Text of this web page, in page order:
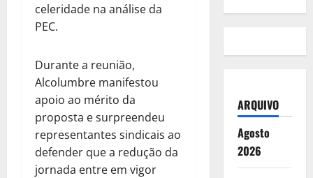
celeridade na análise da
PEC.
Durante a reunião,
Alcolumbre manifestou
apoio ao mérito da
proposta e surpreendeu
representantes sindicais ao
defender que a redução da
jornada entre em vigor
ARQUIVO
Agosto
2026